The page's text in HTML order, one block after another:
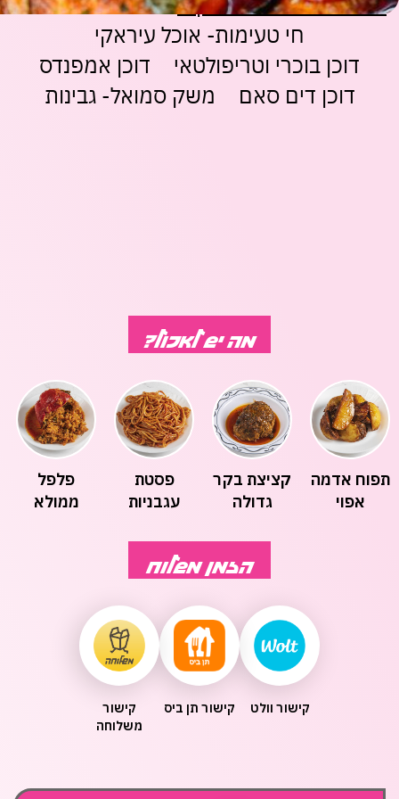
ופנטזיהאביזרים
ופנאי
חנויות
בלעדיות
בסנטר
שונות
משתמש חדש/אורח
משתמש חדש/אורח
להרשמה
חי טעימות- אוכל עיראקי
דוכן בוכרי וטריפולטאי
דוכן אמפנדס
דוכן דים סאם
משק סמואל- גבינות
מה יש לאכול?
פלפל
ממולא
פסטת
עגבניות
קציצת בקר
גדולה
תפוח אדמה
אפוי
הזמן משלוח
קישור וולט קישור תן ביס
קישור
משלוחה